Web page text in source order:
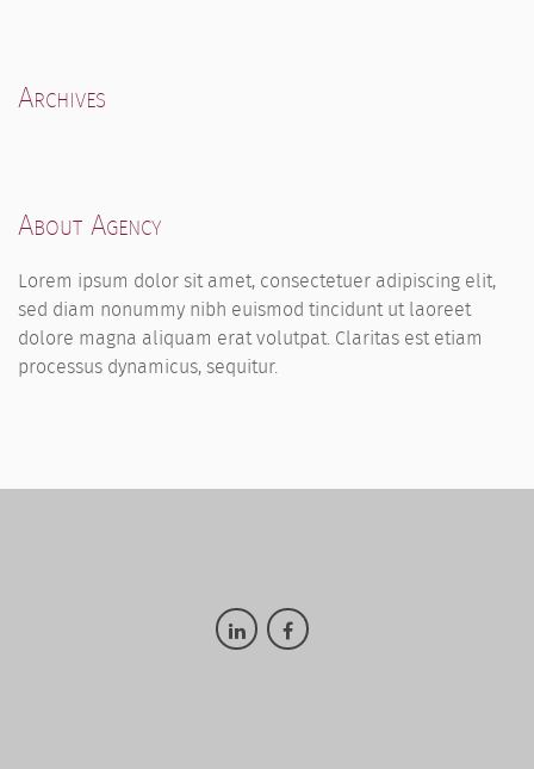
Archives
About Agency
Lorem ipsum dolor sit amet, consectetuer adipiscing elit,
sed diam nonummy nibh euismod tincidunt ut laoreet
dolore magna aliquam erat volutpat. Claritas est etiam
processus dynamicus, sequitur.